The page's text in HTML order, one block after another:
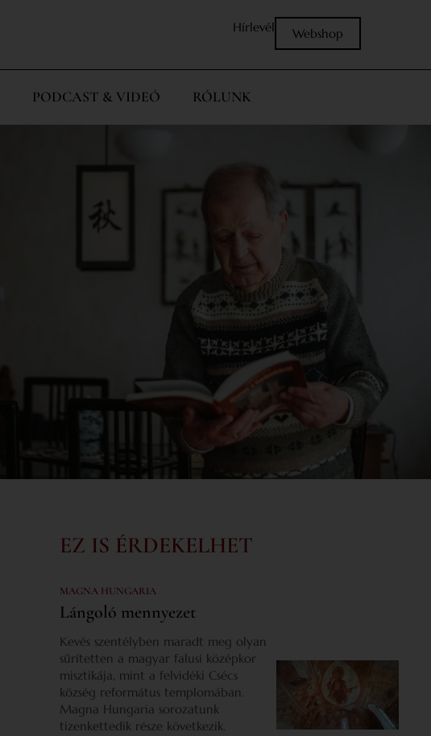
Hírlevél Webshop
PODCAST & VIDEÓ RÓLUNK
EZ IS ÉRDEKELHET
MAGNA HUNGARIA
Lángoló mennyezet
Kevés szentélyben maradt meg olyan
sűrítetten a magyar falusi középkor
misztikája, mint a felvidéki Csécs
község református templomában.
Magna Hungaria sorozatunk
tizenkettedik része következik.